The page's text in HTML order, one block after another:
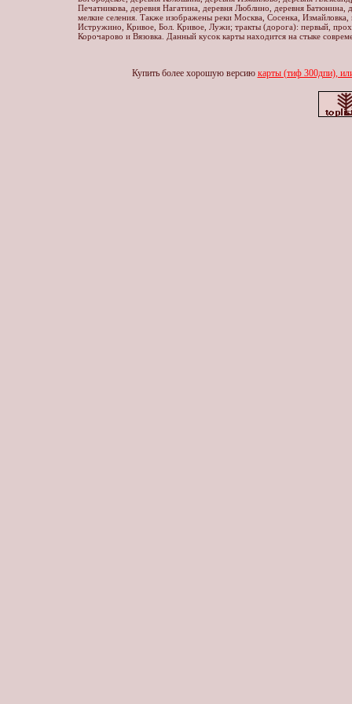
Печатникова, деревня Нагатина, деревня Люблино, деревня Батюнина,
мелкие селения. Также изображены реки Москва, Сосенка,
Истружино, Кривое, Бол. Кривое, Лужи; тракты (дорога): первый,
Корочарово и Вязовка. Данный кусок карты находится на стыке
Купить более хорошую версию карты (тиф 300дпи),